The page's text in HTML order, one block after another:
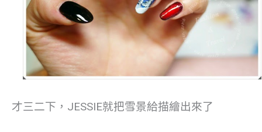
才三二下，JESSIE就把雪景給描繪出來了